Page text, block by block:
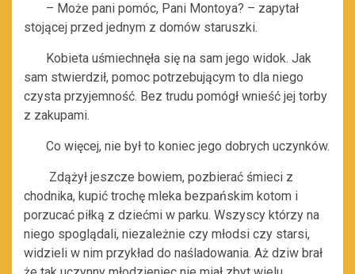
– Może pani pomóc, Pani Montoya? – zapytał
stojącej przed jednym z domów staruszki.
Kobieta uśmiechnęła się na sam jego widok. Jak
sam stwierdził, pomoc potrzebującym to dla niego
czysta przyjemność. Bez trudu pomógł wnieść jej torby
z zakupami.
Co więcej, nie był to koniec jego dobrych uczynków.
Zdążył jeszcze bowiem, pozbierać śmieci z
chodnika, kupić trochę mleka bezpańskim kotom i
porzucać piłką z dziećmi w parku. Wszyscy którzy na
niego spoglądali, niezależnie czy młodsi czy starsi,
widzieli w nim przykład do naśladowania. Aż dziw brał